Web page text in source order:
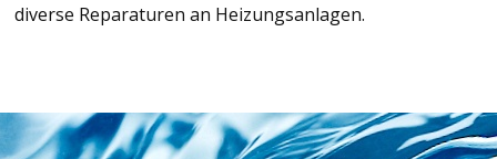
diverse Reparaturen an Heizungsanlagen.